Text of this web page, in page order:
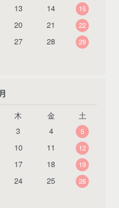
13 14
15
20 21
22
27 28
29
木 金
土
3 4
5
10 11
12
17 18
19
24 25
26